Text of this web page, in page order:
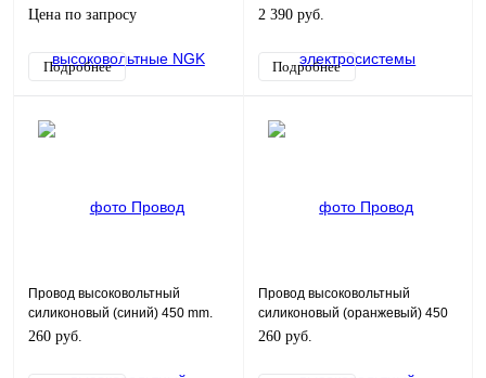
Цена по запросу
Подробнее
enduro/motard 200
2 390 руб.
Подробнее
Провод высоковольтный
силиконовый (синий) 450 mm.
260 руб.
Провод высоковольтный
силиконовый (оранжевый) 450
mm.
260 руб.